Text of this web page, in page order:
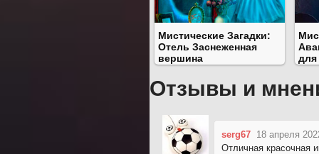
Мистические Загадки:
Отель Заснеженная
вершина
для
Отзывы и
serg67 18 апреля
Отличная красочная